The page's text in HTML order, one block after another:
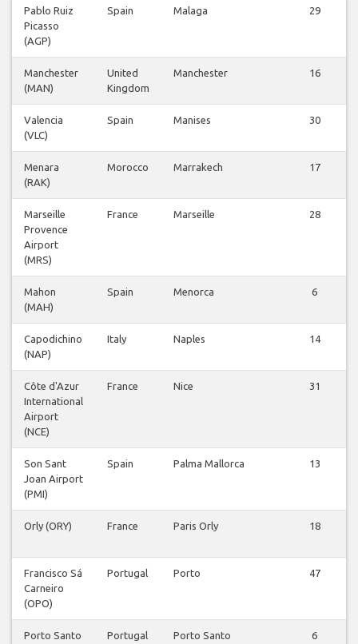
Pablo Ruiz
Picasso
(AGP)
Spain Malaga 29
Manchester
(MAN)
United
Kingdom
Manchester 16
Valencia
(VLC)
Spain Manises 30
Menara
(RAK)
Morocco Marrakech 17
Marseille
Provence
Airport
(MRS)
France Marseille 28
Mahon
(MAH)
Spain Menorca 6
Capodichino
(NAP)
Italy Naples 14
Côte d'Azur
International
Airport
(NCE)
France Nice 31
Son Sant
Joan Airport
(PMI)
Spain Palma Mallorca 13
Orly (ORY) France Paris Orly 18
Francisco Sá
Carneiro
(OPO)
Portugal Porto 47
Porto Santo
Portugal Porto Santo 6